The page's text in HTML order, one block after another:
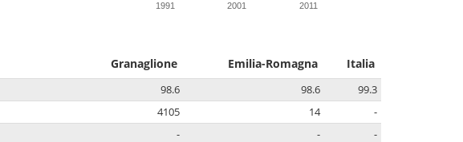
1991 2001 2011
Granaglione Emilia-Romagna Italia
98.6 98.6
99.3
4105 14
-
- -
-